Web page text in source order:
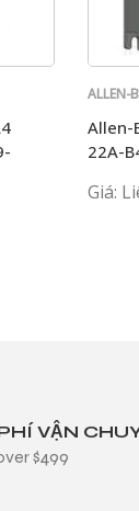
ALLEN-
Allen-
22A-
Giá:
VẬN
$499